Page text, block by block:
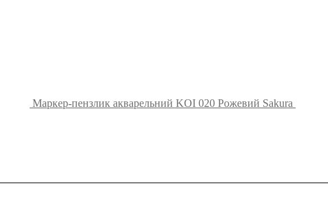
Маркер-пензлик акварельний KOI 020 Рожевий Sakura